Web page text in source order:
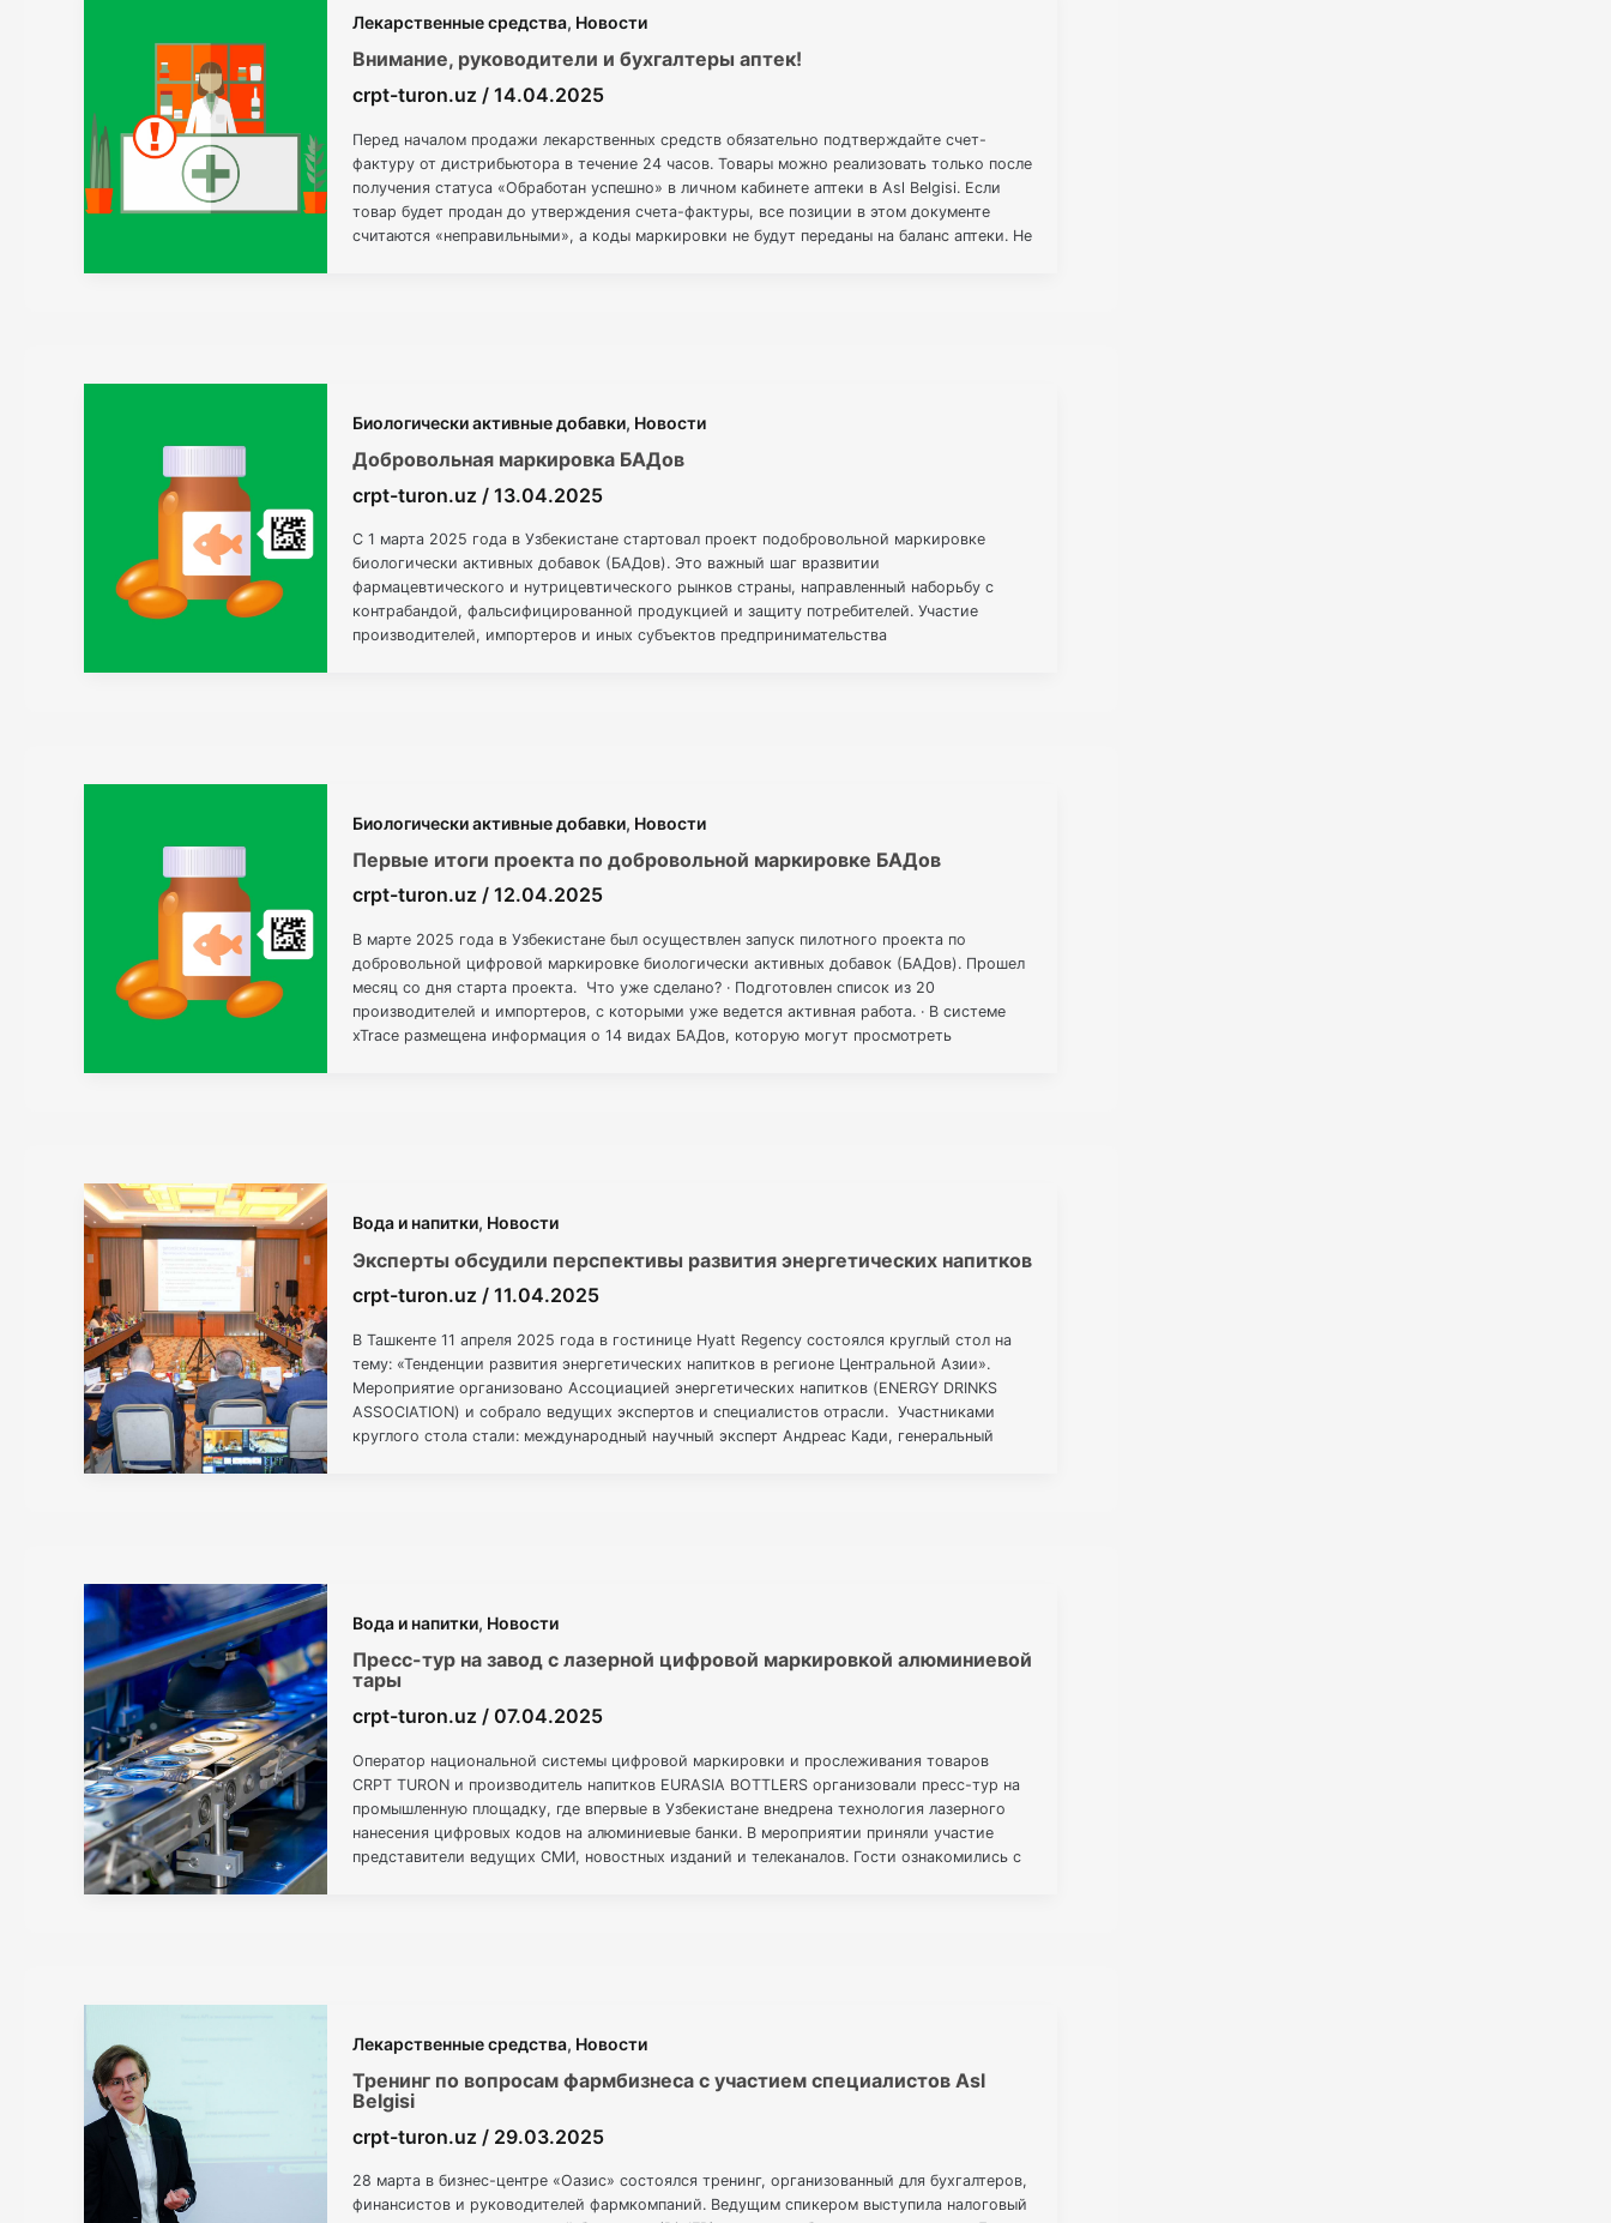
Лекарственные средства, Новости
Внимание, руководители и бухгалтеры аптек!
crpt-turon.uz /14.04.2025
Перед началом продажи лекарственных средств обязательно подтверждайте счет-
фактуру от дистрибьютора в течение 24 часов. Товары можно реализовать только после
получения статуса «Обработан успешно» в личном кабинете аптеки в Asl Belgisi. Если
товар будет продан до утверждения счета-фактуры, все позиции в этом документе
считаются «неправильными», а коды маркировки не будут переданы на баланс аптеки. Не
Биологически активные добавки, Новости
Добровольная маркировка БАДов
crpt-turon.uz /13.04.2025
С 1 марта 2025 года в Узбекистане стартовал проект подобровольной маркировке
биологически активных добавок (БАДов). Это важный шаг вразвитии
фармацевтического и нутрицевтического рынков страны, направленный наборьбу с
контрабандой, фальсифицированной продукцией и защиту потребителей. Участие
производителей, импортеров и иных субъектов предпринимательства
Биологически активные добавки, Новости
Первые итоги проекта по добровольной маркировке БАДов
crpt-turon.uz/12.04.2025
В марте 2025 года в Узбекистане был осуществлен запуск пилотного проекта по
добровольной цифровой маркировке биологически активных добавок (БАДов). Прошел
месяц со дня старта проекта. Что уже сделано? · Подготовлен список из 20
производителей и импортеров, с которыми уже ведется активная работа. · В системе
xTrace размещена информация о 14 видах БАДов, которую могут просмотреть
Вода и напитки, Новости
Эксперты обсудили перспективы развития энергетических напитков
crpt-turon.uz/11.04.2025
В Ташкенте 11 апреля 2025 года в гостинице Hyatt Regency состоялся круглый стол на
тему: «Тенденции развития энергетических напитков в регионе Центральной Азии».
Мероприятие организовано Ассоциацией энергетических напитков (ENERGY DRINKS
ASSOCIATION) и собрало ведущих экспертов и специалистов отрасли. Участниками
круглого стола стали: международный научный эксперт Андреас Кади, генеральный
Вода и напитки, Новости
Пресс-тур на завод с лазерной цифровой маркировкой алюминиевой
тары
crpt-turon.uz /07.04.2025
Оператор национальной системы цифровой маркировки и прослеживания товаров
CRPT TURON и производитель напитков EURASIA BOTTLERS организовали пресс-тур на
промышленную площадку, где впервые в Узбекистане внедрена технология лазерного
нанесения цифровых кодов на алюминиевые банки. В мероприятии приняли участие
представители ведущих СМИ, новостных изданий и телеканалов. Гости ознакомились с
Лекарственные средства, Новости
Тренинг по вопросам фармбизнеса с участием специалистов Asl
Belgisi
crpt-turon.uz / 29.03.2025
28 марта в бизнес-центре «Оазис» состоялся тренинг, организованный для бухгалтеров,
финансистов и руководителей фармкомпаний. Ведущим спикером выступила налоговый